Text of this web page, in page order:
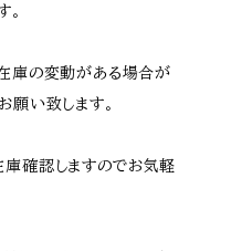
。
庫の変動がある場合が
願い致します。
確認しますのでお気軽